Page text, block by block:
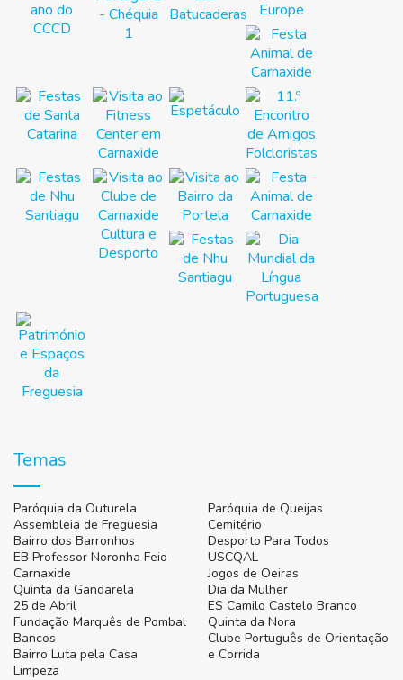
Temas
Paróquia da Outurela
Assembleia de Freguesia
Bairro dos Barronhos
EB Professor Noronha Feio
Carnaxide
Quinta da Gandarela
25 de Abril
Fundação Marquês de Pombal
Bancos
Bairro Luta pela Casa
Limpeza
Paróquia de Queijas
Cemitério
Desporto Para Todos
USCQAL
Jogos de Oeiras
Dia da Mulher
ES Camilo Castelo Branco
Quinta da Nora
Clube Português de Orientação
e Corrida